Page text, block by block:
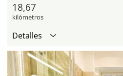
18,67
kilómetros
Detalles